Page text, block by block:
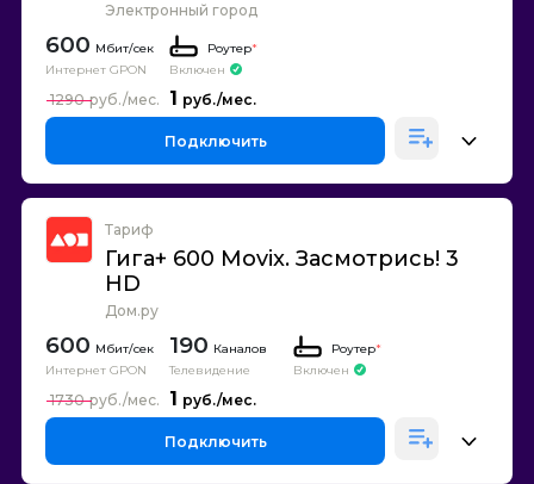
Электронный город
600
Интернет GPON
Роутер*
Включен
1
1290
Подключить
Тариф
Гига+ 600 Movix. Засмотрись! 3
HD
Дом.ру
600
Интернет GPON
190 Каналов
Телевидение
Роутер*
Включен
1
1730
Подключить